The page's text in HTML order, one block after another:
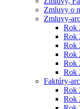
Zmluvy o
Zmluvy-
Rok
Rok
Rok
Rok
Rok
Rok
Faktúry-
Rok
Rok